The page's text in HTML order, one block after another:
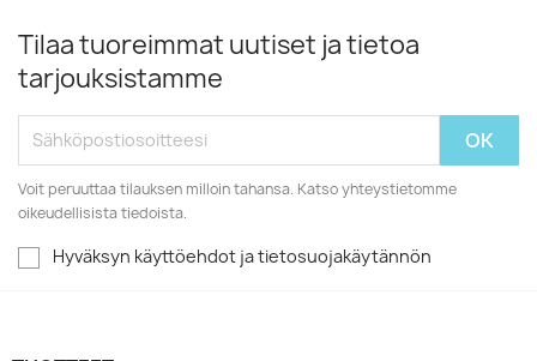
Tilaa tuoreimmat uutiset ja tietoa
tarjouksistamme
Voit peruuttaa tilauksen milloin tahansa. Katso yhteystietomme
oikeudellisista tiedoista.
Hyväksyn käyttöehdot ja tietosuojakäytännön